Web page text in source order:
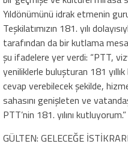
Yıldönümünü idrak etmenin
Teşkilatımızın 181. yılı
tarafından da bir kutlama
şu ifadelere yer verdi: “PTT,
yeniliklerle buluşturan 181
cevap verebilecek şekilde,
sahasını genişleten ve
PTT’nin 181. yılını kutluyorum.”
GÜLTEN: GELECEĞE